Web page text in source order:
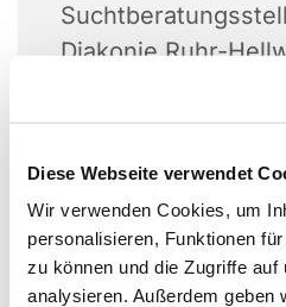
Diese Webseite verwendet
Wir verwenden Cookies, um
personalisieren, Funktionen
zu können und die Zugriffe auf
analysieren. Außerdem geben
Diakonie Ruhr-